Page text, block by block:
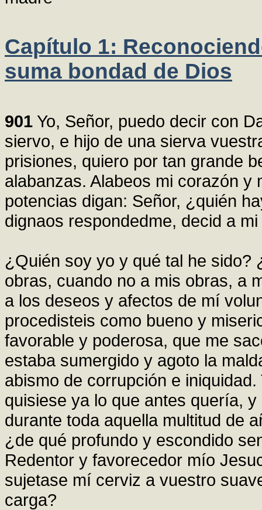
Capítulo 1:
suma bondad de Dios
901 Yo, Señor, puedo decir con
siervo, e hijo de una sierva
prisiones, quiero por tan grande
alabanzas. Alabeos mi corazón
potencias digan: Señor, ¿quién
dignaos respondedme, decid a
¿Quién soy yo y qué tal he sido?
obras, cuando no a mis obras, a
a los deseos y afectos de mí
procedisteis como bueno y
favorable y poderosa, que me
estaba sumergido y agoto la
abismo de corrupción e
quisiese ya lo que antes quería,
durante toda aquella multitud de
¿de qué profundo y escondido
Redentor y favorecedor mío
sujetase mí cerviz a vuestro
carga?